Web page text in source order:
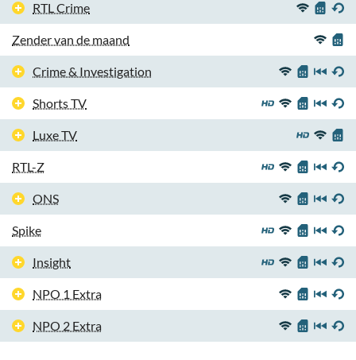
RTL Crime
Zender van de maand
Crime & Investigation
Shorts TV
Luxe TV
RTL-Z
ONS
Spike
Insight
NPO 1 Extra
NPO 2 Extra